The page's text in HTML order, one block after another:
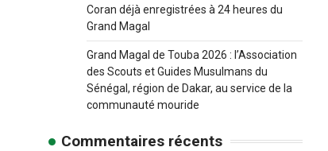
Coran déjà enregistrées à 24 heures du
Grand Magal
Grand Magal de Touba 2026 : l’Association
des Scouts et Guides Musulmans du
Sénégal, région de Dakar, au service de la
communauté mouride
Commentaires récents